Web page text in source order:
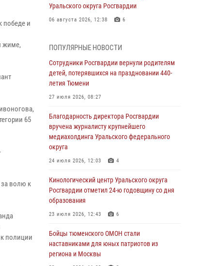
победе и
жиме,
65
волю к
полиции
Уральского округа Росгвардии
06 августа 2026, 12:38 6
знакомят детей со своей службой и
напоминают о мерах безопасности
06 августа 2026, 12:33 2
области» в рамках акции «Храним огонь
06 августа 2026, 04:41 3
Росгвардейцы в Тюменской области почтили
Яковлева
05 августа 2026, 11:03 4
В Тюмени офицер Росгвардии в радиоэфире
владения оружием
05 августа 2026, 09:56 2
Военнослужащие Росгвардии сбили дрон-
ПОПУЛЯРНЫЕ НОВОСТИ
Сотрудники Росгвардии вернули родителям
детей, потерявшихся на праздновании 440-
летия Тюмени
27 июля 2026, 08:27
Благодарность директора Росгвардии
вручена журналисту крупнейшего
медиахолдинга Уральского федерального
округа
24 июля 2026, 12:03 4
Кинологический центр Уральского округа
Росгвардии отметил 24-ю годовщину со дня
образования
23 июля 2026, 12:43 6
Бойцы тюменского ОМОН стали
наставниками для юных патриотов из
региона и Москвы